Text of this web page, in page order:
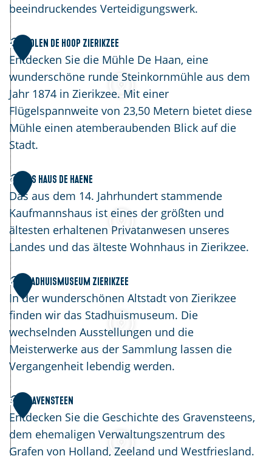
beeindruckendes Verteidigungswerk.
o
r
t2 Molen De Hoop Zierikzee
Entdecken Sie die Mühle De Haan, eine
wunderschöne runde Steinkornmühle aus dem
Jahr 1874 in Zierikzee. Mit einer
Flügelspannweite von 23,50 Metern bietet diese
Mühle einen atemberaubenden Blick auf die
Stadt.
M
o
l
e
n
D
e
H
o
o
p
Z
i
e
r
i
k
z
e
e
3 Das Haus de Haene
Das aus dem 14. Jahrhundert stammende
Kaufmannshaus ist eines der größten und
ältesten erhaltenen Privatanwesen unseres
Landes und das älteste Wohnhaus in Zierikzee.
D
a
s
H
a
u
s
d
e
H
a
e
n
e
4 Stadhuismuseum Zierikzee
In der wunderschönen Altstadt von Zierikzee
finden wir das Stadhuismuseum. Die
wechselnden Ausstellungen und die
Meisterwerke aus der Sammlung lassen die
Vergangenheit lebendig werden.
S
t
a
d
h
u
i
s
m
u
s
5 Gravensteen
Entdecken Sie die Geschichte des Gravensteens,
dem ehemaligen Verwaltungszentrum des
Grafen von Holland, Zeeland und Westfriesland.
G
r
a
v